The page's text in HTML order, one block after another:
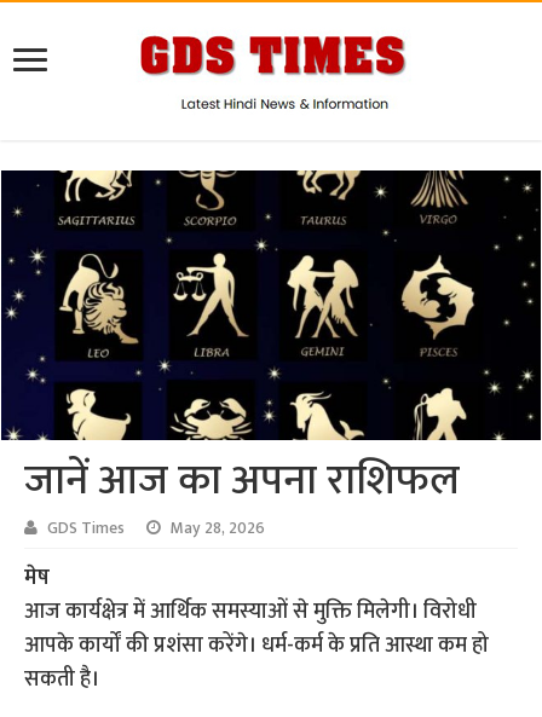
जानें आज का अपना राशिफल
GDS Times May 28, 2026
मेष
आज कार्यक्षेत्र में आर्थिक समस्याओं से मुक्ति मिलेगी। विरोधी
आपके कार्यों की प्रशंसा करेंगे। धर्म-कर्म के प्रति आस्था कम हो
सकती है।